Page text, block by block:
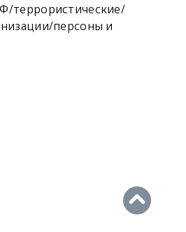
террористические/
персоны и